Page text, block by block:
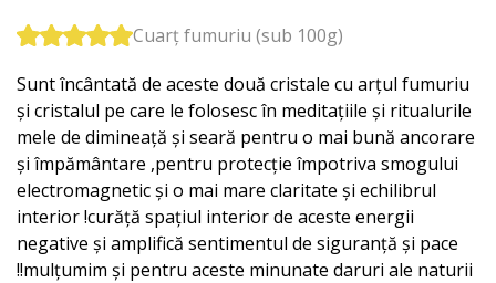
Cuarț fumuriu (sub 100g)
Sunt încântată de aceste două cristale cu arțul fumuriu
și cristalul pe care le folosesc în meditațiile și ritualurile
mele de dimineață și seară pentru o mai bună ancorare
și împământare ,pentru protecție împotriva smogului
electromagnetic și o mai mare claritate și echilibrul
interior !curăță spațiul interior de aceste energii
negative și amplifică sentimentul de siguranță și pace
!!mulțumim și pentru aceste minunate daruri ale naturii